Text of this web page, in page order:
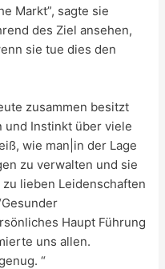
Markt”, sagte sie
des Ziel ansehen,
sie tue dies den
zusammen besitzt
und Instinkt über viele
wie man|in der Lage
zu verwalten und sie
lieben Leidenschaften
Haupt Führung
uns allen.
“